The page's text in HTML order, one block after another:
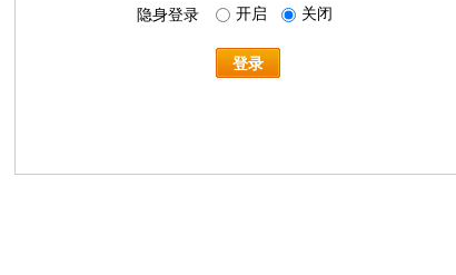
隐身登录 开启 关闭
登录